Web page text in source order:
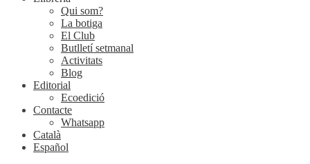
Qui som?
La botiga
El Club
Butlletí setmanal
Activitats
Blog
Editorial
Ecoedició
Contacte
Whatsapp
Català
Español